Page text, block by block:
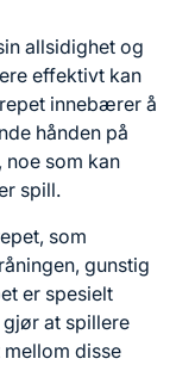
allsidighet og
effektivt kan
innebærer å
hånden på
som kan
spill.
som
gunstig
er spesielt
at spillere
disse